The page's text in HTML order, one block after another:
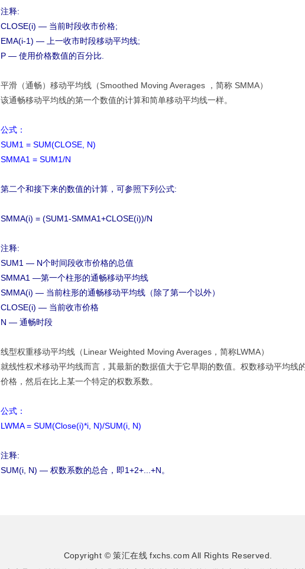
注释:
CLOSE(i) — 当前时段收市价格;
EMA(i-1) — 上一收市时段移动平均线;
P — 使用价格数值的百分比.
平滑（通畅）移动平均线（Smoothed Moving Averages ，简称 SMMA）
该通畅移动平均线的第一个数值的计算和简单移动平均线一样。
公式：
SUM1 = SUM(CLOSE, N)
SMMA1 = SUM1/N
第二个和接下来的数值的计算，可参照下列公式:
SMMA(i) = (SUM1-SMMA1+CLOSE(i))/N
注释:
SUM1 — N个时间段收市价格的总值
SMMA1 —第一个柱形的通畅移动平均线
SMMA(i) — 当前柱形的通畅移动平均线（除了第一个以外）
CLOSE(i) — 当前收市价格
N — 通畅时段
线型权重移动平均线（Linear Weighted Moving Averages，简称LWMA）
就线性权术移动平均线而言，其最新的数据值大于它早期的数值。权数移动平均线
价格，然后在比上某一个特定的权数系数。
公式：
LWMA = SUM(Close(i)*i, N)/SUM(i, N)
注释:
SUM(i, N) — 权数系数的总合，即1+2+...+N。
Copyright © 策汇在线 fxchs.com All Rights Reserved.